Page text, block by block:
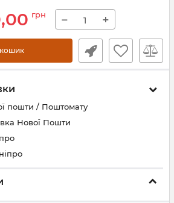
грн − +
пошти / Поштомату
Нової Пошти